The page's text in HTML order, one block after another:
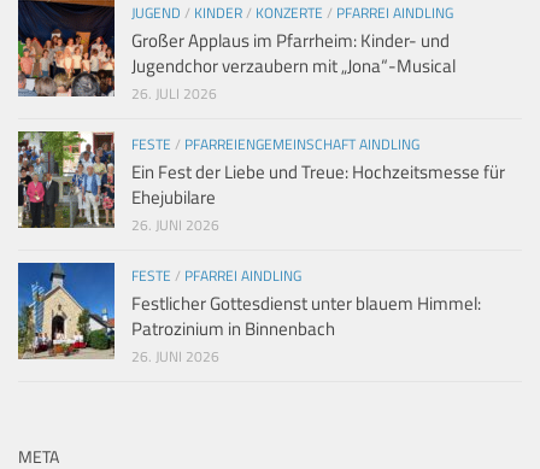
JUGEND / KINDER/ KONZERTE / PFARREI AINDLING
Großer Applaus im Pfarrheim: Kinder- und
Jugendchor verzaubern mit „Jona“-Musical
26. JULI 2026
FESTE / PFARREIENGEMEINSCHAFT AINDLING
Ein Fest der Liebe und Treue: Hochzeitsmesse für
Ehejubilare
26. JUNI 2026
FESTE / PFARREI AINDLING
Festlicher Gottesdienst unter blauem Himmel:
Patrozinium in Binnenbach
26. JUNI 2026
META